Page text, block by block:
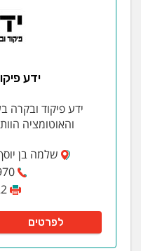
ידע
ידע פיקוד
והאוטומציה
שלמה בן יוסף 28, קרית אתא
לפרטים